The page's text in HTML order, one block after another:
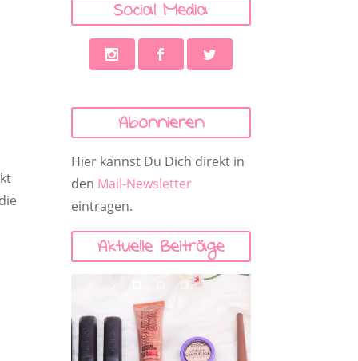
Social Media
Abonnieren
Hier kannst Du Dich direkt in
den Mail-Newsletter
eintragen.
Aktuelle Beiträge